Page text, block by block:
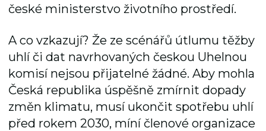
české ministerstvo životního prostředí.
A co vzkazují? Že ze scénářů útlumu těžby
uhlí či dat navrhovaných českou Uhelnou
komisí nejsou přijatelné žádné. Aby mohla
Česká republika úspěšně zmírnit dopady
změn klimatu, musí ukončit spotřebu uhlí
před rokem 2030, míní členové organizace